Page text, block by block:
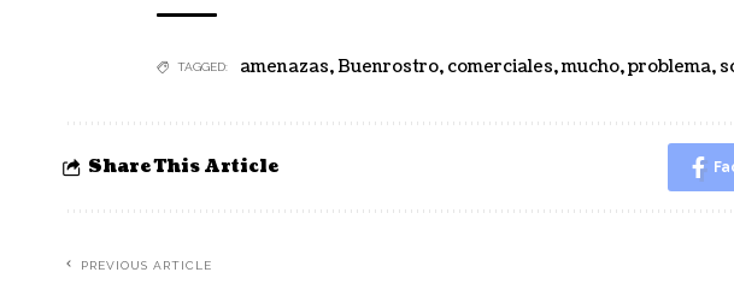
TAGGED: amenazas,Buenrostro, comerciales,mucho,problema,
Share This Article
PREVIOUS ARTICLE